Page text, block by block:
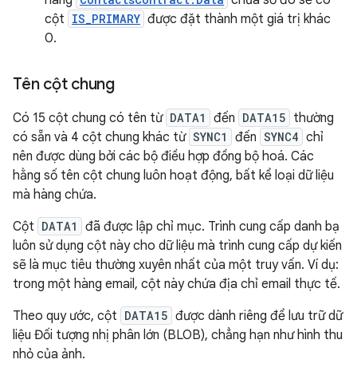
cột IS_PRIMARY được đặt thành một giá trị khác
0.
Tên cột chung
Có 15 cột chung có tên từ DATA1 đến DATA15 thường
có sẵn và 4 cột chung khác từ SYNC1 đến SYNC4 chỉ
nên được dùng bởi các bộ điều hợp đồng bộ hoá. Các
hằng số tên cột chung luôn hoạt động, bất kể loại dữ liệu
mà hàng chứa.
Cột DATA1
đã được lập chỉ mục. Trình cung cấp danh bạ
luôn sử dụng cột này cho dữ liệu mà trình cung cấp dự kiến
sẽ là mục tiêu thường xuyên nhất của một truy vấn. Ví dụ:
trong một hàng email, cột này chứa địa chỉ email thực tế.
Theo quy ước, cột DATA15 được dành riêng để lưu trữ dữ
liệu Đối tượng nhị phân lớn (BLOB), chẳng hạn như hình thu
nhỏ của ảnh.